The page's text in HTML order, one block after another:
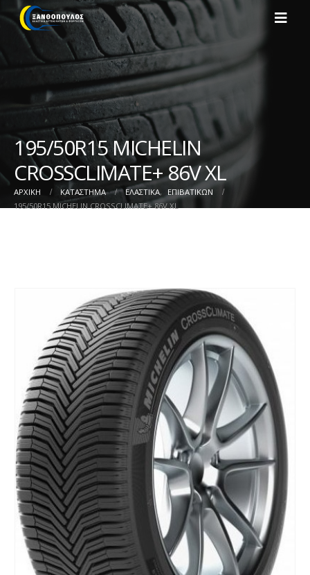
195/50R15 MICHELIN
CROSSCLIMATE+ 86V XL
ΑΡΧΙΚΉ ΚΑΤΆΣΤΗΜΑ ΕΛΑΣΤΙΚΑ,
ΕΠΙΒΑΤΙΚΩΝ
195/50R15 MICHELIN CROSSCLIMATE+ 86V XL